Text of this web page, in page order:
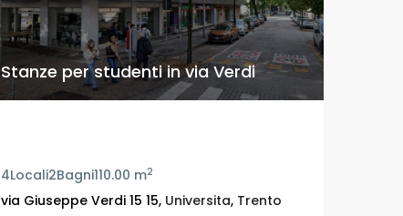
Stanze per studenti in via Verdi
Locali
4 Bagni
2 110.00 m2
via Giuseppe Verdi 15 15, Universita, Trento